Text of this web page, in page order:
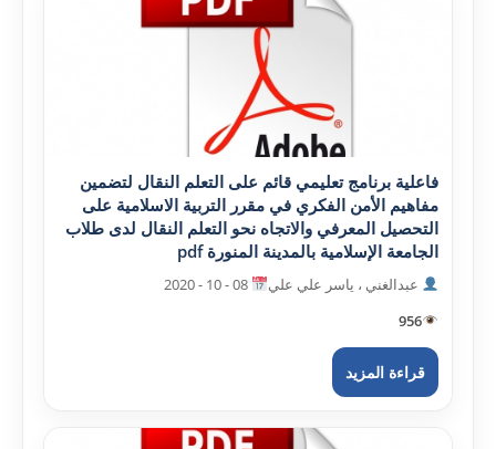
فاعلية برنامج تعليمي قائم على التعلم النقال لتضمين
مفاهيم الأمن الفکري في مقرر التربية الاسلامية على
التحصيل المعرفي والاتجاه نحو التعلم النقال لدى طلاب
الجامعة الإسلامية بالمدينة المنورة pdf
عبدالغني ، ياسر علي علي
956
قراءة المزيد